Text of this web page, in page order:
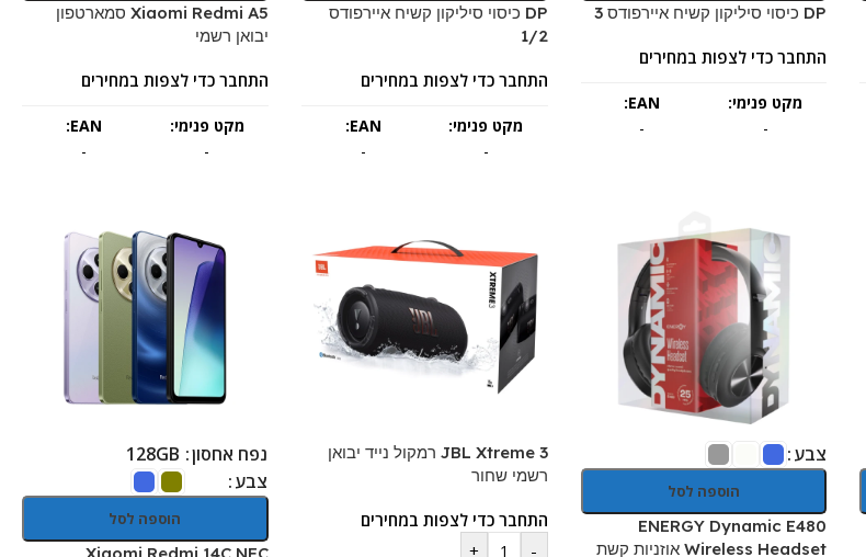
DP כיסוי סיליקון קשיח איירפודס 3
התחבר כדי לצפות במחירים
מקט פנימי:
-
EAN:
-
DP כיסוי סיליקון קשיח איירפודס
1/2
התחבר כדי לצפות במחירים
מקט פנימי:
-
EAN:
-
Xiaomi Redmi A5 סמארטפון
יבואן רשמי
התחבר כדי לצפות במחירים
מקט פנימי:
-
EAN:
-
צבע
הוספה לסל
ENERGY Dynamic E480
Wireless Headset אוזניות קשת
JBL Xtreme 3 רמקול נייד יבואן
רשמי שחור
התחבר כדי לצפות במחירים
-
+
נפח אחסון 128GB
צבע
הוספה לסל
Xiaomi Redmi 14C NFC